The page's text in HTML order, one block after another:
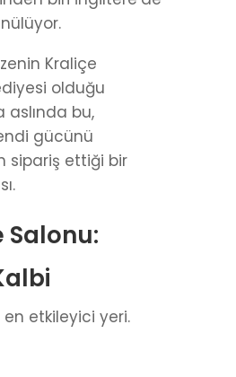
Kraliçe
olduğu
aslında bu,
gücünü
sipariş ettiği bir
Salonu:
en etkileyici yeri.